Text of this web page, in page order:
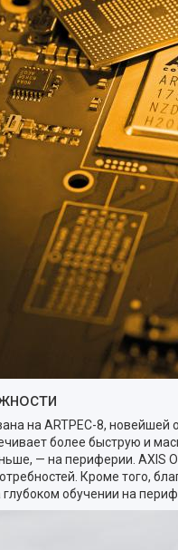
на ARTPEC-8,
более быструю и
— на периферии. AXIS
Кроме того,
обучении на